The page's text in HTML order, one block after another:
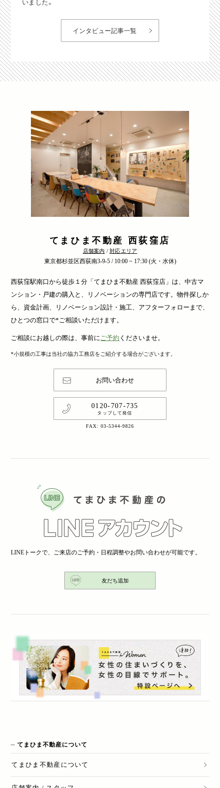
いました。
インタビュー記事一覧
てまひま不動産 西荻窪店
店舗案内 /対応エリア
東京都杉並区西荻南3-9-5 / 10:00 ~ 17:30 (火・水休)
西荻窪駅南口から徒歩１分「てまひま不動産 西荻窪店」は、中古マ
ンション・戸建の購入と、リノベーションの専門店です。物件探しか
ら、資金計画、リノベーション設計・施工、アフターフォローまで、
ひとつの窓口で*ご相談いただけます。
ご相談にお越しの際は、事前にご予約 くださいませ。
*小規模の工事は当社の協力工務店をご紹介する場合がございます。
お問い合わせ
0120-707-735
タップして発信
FAX: 03-5344-9826
LINEトークで、ご来店のご予約・日程調整やお問い合わせが可能です。
友だち追加
てまひま不動産について
てまひま不動産 について